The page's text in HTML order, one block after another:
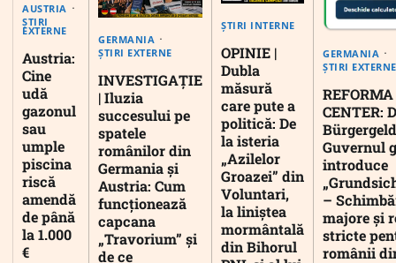
AUSTRIA
ȘTIRI
EXTERNE
Austria:
Cine
udă
gazonul
sau
umple
piscina
riscă
amendă
de până
la 1.000
€
GERMANIA
ȘTIRI EXTERNE
INVESTIGAȚIE
| Iluzia
succesului pe
spatele
românilor din
Germania și
Austria: Cum
funcționează
capcana
„Travorium” și
de ce
ȘTIRI INTERNE
OPINIE |
Dubla
măsură
care pute a
politică: De
la isteria
„Azilelor
Groazei” din
Voluntari,
la liniștea
mormântală
din Bihorul
GERMANIA
ȘTIRI EXTERNE
CENTER:
Guvernul
introduce
–
majore și
stricte
românii